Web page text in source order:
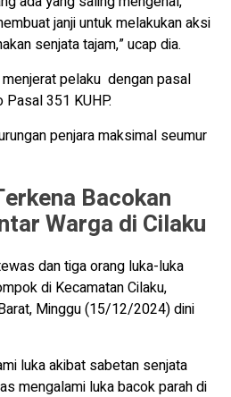
janji untuk melakukan aksi
senjata tajam,” ucap dia.
pelaku dengan pasal
351 KUHP.
penjara maksimal seumur
Bacokan
Warga di Cilaku
dan tiga orang luka-luka
di Kecamatan Cilaku,
Minggu (15/12/2024) dini
luka akibat sabetan senjata
mengalami luka bacok parah di